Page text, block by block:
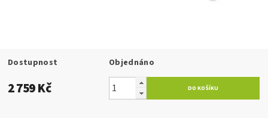
Dostupnost Objednáno
2 759 Kč